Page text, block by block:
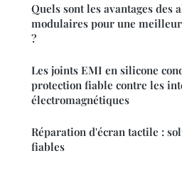
Quels sont les avantages des
modulaires pour une
?
Les joints EMI en silicone
protection fiable contre les
électromagnétiques
Réparation d'écran tactile :
fiables